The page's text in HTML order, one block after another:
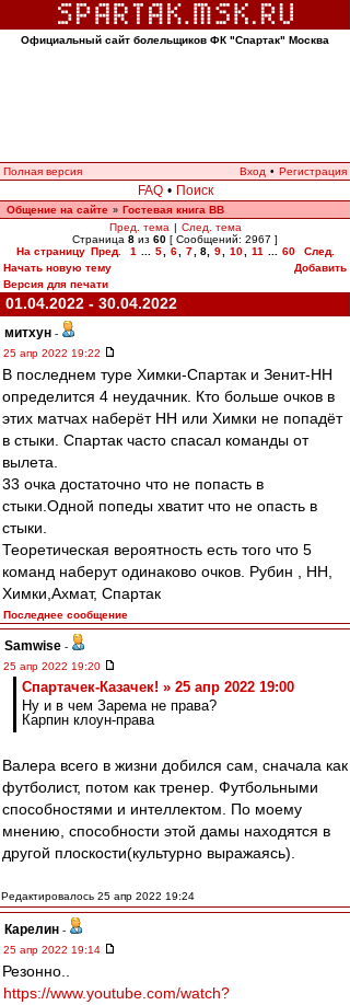
Официальный сайт болельщиков ФК "Спартак" Москва
Полная версия Вход • Регистрация
FAQ • Поиск
Общение на сайте » Гостевая книга ВВ
Пред. тема | След. тема
Страница 8 из 60 [ Сообщений: 2967 ]
На страницу Пред. 1 5 6 7 8, 9 10 11 60
След.
Начать новую тему
Добавить
Версия для печати
01.04.2022 - 30.04.2022
митхун -
25 апр 2022 19:22
В последнем туре Химки-Спартак и Зенит-НН
определится 4 неудачник. Кто больше очков в
этих матчах наберёт НН или Химки не попадёт
в стыки. Спартак часто спасал команды от
вылета.
33 очка достаточно что не попасть в
стыки.Одной попеды хватит что не опасть в
стыки.
Теоретическая вероятность есть того что 5
команд наберут одинаково очков. Рубин , НН,
Химки,Ахмат, Спартак
Последнее сообщение
Samwise -
25 апр 2022 19:20
Спартачек-Казачек! » 25 апр 2022 19:00
Ну и в чем Зарема не права?
Карпин клоун-права
Валера всего в жизни добился сам, сначала как
футболист, потом как тренер. Футбольными
способностями и интеллектом. По моему
мнению, способности этой дамы находятся в
другой плоскости(культурно выражаясь).
Редактировалось 25 апр 2022 19:24
Карелин -
25 апр 2022 19:14
Резонно..
https://www.youtube.com/watch?